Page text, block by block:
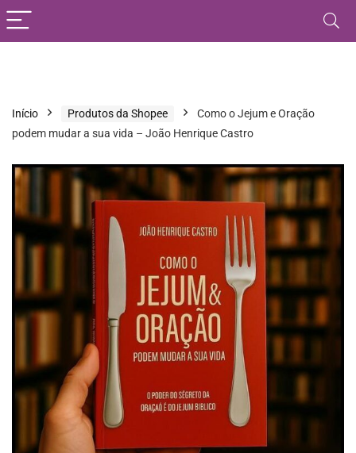
Início Produtos da Shopee
Como o Jejum e Oração
podem mudar a sua vida – João Henrique Castro